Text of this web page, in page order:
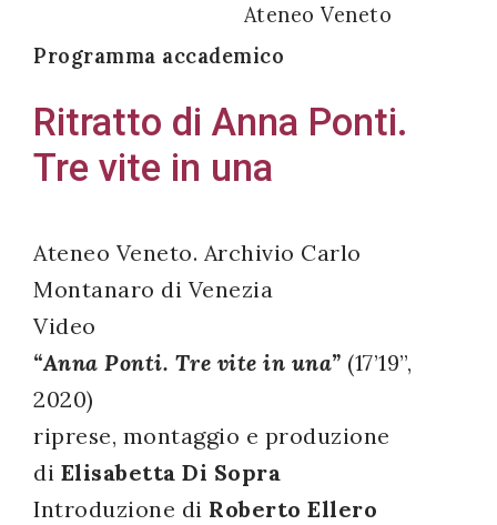
Ateneo Veneto
Programma accademico
Ritratto di Anna Ponti.
Tre vite in una
Ateneo Veneto. Archivio Carlo
Montanaro di Venezia
Video
“Anna Ponti. Tre vite in una” (17’19”,
2020)
riprese, montaggio e produzione
di Elisabetta Di Sopra
Introduzione di Roberto Ellero
Acconsento
all'uso dei
accordo
con il
decreto
legislativo
196/03
Registrazione
avvenuta con